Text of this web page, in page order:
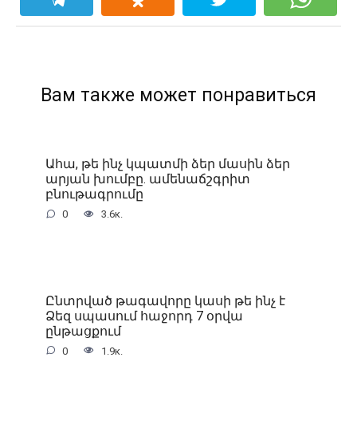
Вам также может понравиться
Ահա, թե ինչ կպատմի ձեր մասին ձեր
արյան խումբը. ամենաճշգրիտ
բնութագրումը
0 3.6к.
Ընտրված թագավորը կասի թե ինչ է
Ձեզ սպասում հաջորդ 7 օրվա
ընթացքում
0 1.9к.